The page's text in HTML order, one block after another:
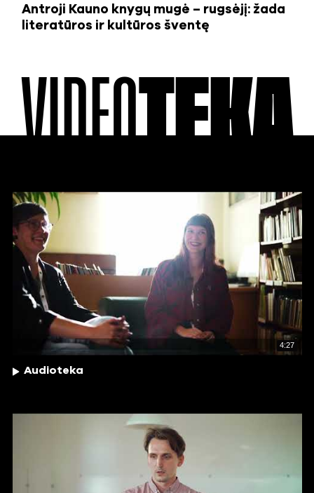
Antroji Kauno knygų mugė – rugsėjį: žada
literatūros ir kultūros šventę
VIDEOTEKA
4:27
Audioteka